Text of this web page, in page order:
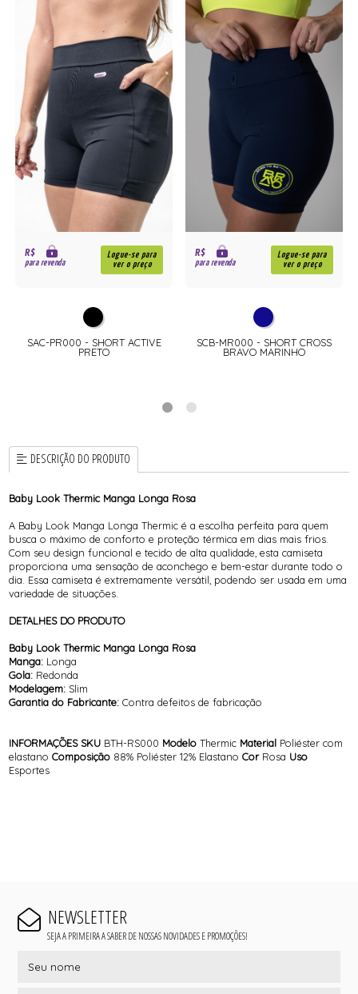
R$
para revenda
Logue-se para
ver o preço
SAC-PR000 - SHORT ACTIVE
PRETO
R$
para revenda
Logue-se para
ver o preço
SCB-MR000 - SHORT CROSS
BRAVO MARINHO
DESCRIÇÃO DO PRODUTO
Baby Look Thermic Manga Longa Rosa
A Baby Look Manga Longa Thermic é a escolha perfeita para quem
busca o máximo de conforto e proteção térmica em dias mais frios.
Com seu design funcional e tecido de alta qualidade, esta camiseta
proporciona uma sensação de aconchego e bem-estar durante todo o
dia. Essa camiseta é extremamente versátil, podendo ser usada em uma
variedade de situações.
DETALHES DO PRODUTO
Baby Look Thermic Manga Longa Rosa
Manga: Longa
Gola: Redonda
Modelagem: Slim
Garantia do Fabricante:Contra defeitos de fabricação
INFORMAÇÕES SKU BTH-RS000 Modelo Thermic Material Poliéster com
elastanoComposição 88% Poliéster 12% ElastanoCorRosa Uso
Esportes
NEWSLETTER
SEJA A PRIMEIRA A SABER DE NOSSAS NOVIDADES E PROMOÇÕES!